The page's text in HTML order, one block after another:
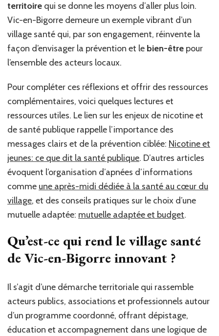
territoire qui se donne les moyens d’aller plus loin.
Vic-en-Bigorre demeure un exemple vibrant d’un
village santé qui, par son engagement, réinvente la
façon d’envisager la prévention et le bien-être pour
l’ensemble des acteurs locaux.
Pour compléter ces réflexions et offrir des ressources
complémentaires, voici quelques lectures et
ressources utiles. Le lien sur les enjeux de nicotine et
de santé publique rappelle l’importance des
messages clairs et de la prévention ciblée: Nicotine et
jeunes: ce que dit la santé publique. D’autres articles
évoquent l’organisation d’apnées d’informations
comme une après-midi dédiée à la santé au cœur du
village, et des conseils pratiques sur le choix d’une
mutuelle adaptée: mutuelle adaptée et budget.
Qu’est-ce qui rend le village santé
de Vic-en-Bigorre innovant ?
Il s’agit d’une démarche territoriale qui rassemble
acteurs publics, associations et professionnels autour
d’un programme coordonné, offrant dépistage,
éducation et accompagnement dans une logique de